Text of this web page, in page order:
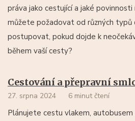
práva jako cestující a jaké
můžete požadovat od různých typů
postupovat, pokud dojde k
během vaší cesty?
Cestování a přepravní
27. srpna 2024 6 minut čtení
Plánujete cestu vlakem,